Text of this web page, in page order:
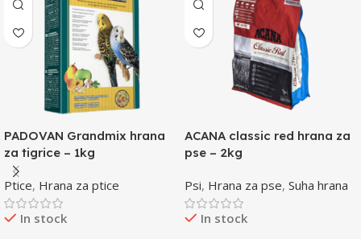
PADOVAN Grandmix hrana
za tigrice – 1kg
Ptice, Hrana za ptice
In stock
ACANA classic red hrana za
pse – 2kg
Psi, Hrana za pse, Suha hrana
In stock